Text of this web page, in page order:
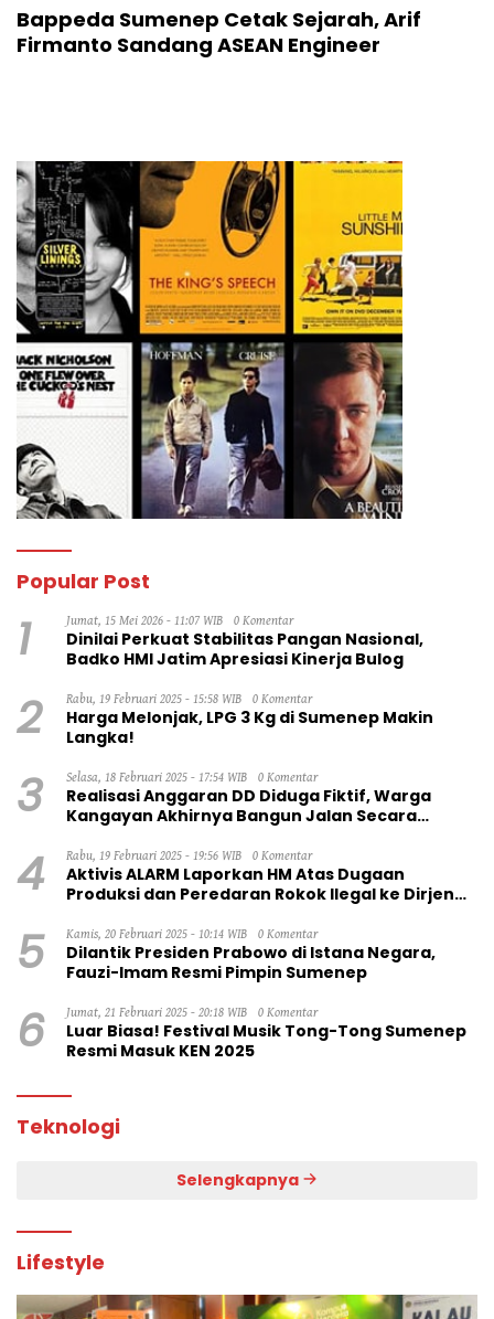
Bappeda Sumenep Cetak Sejarah, Arif
Firmanto Sandang ASEAN Engineer
Popular Post
1 Jumat, 15 Mei 2026 - 11:07 WIB 0 Komentar
Dinilai Perkuat Stabilitas Pangan Nasional,
Badko HMI Jatim Apresiasi Kinerja Bulog
2 Rabu, 19 Februari 2025 - 15:58 WIB 0 Komentar
Harga Melonjak, LPG 3 Kg di Sumenep Makin
Langka!
3 Selasa, 18 Februari 2025 - 17:54 WIB 0 Komentar
Realisasi Anggaran DD Diduga Fiktif, Warga
Kangayan Akhirnya Bangun Jalan Secara
4 Rabu, 19 Februari 2025 - 19:56 WIB 0 Komentar
Aktivis ALARM Laporkan HM Atas Dugaan
Produksi dan Peredaran Rokok Ilegal ke Dirjen
5 Kamis, 20 Februari 2025 - 10:14 WIB 0 Komentar
Dilantik Presiden Prabowo di Istana Negara,
Fauzi-Imam Resmi Pimpin Sumenep
6 Jumat, 21 Februari 2025 - 20:18 WIB 0 Komentar
Luar Biasa! Festival Musik Tong-Tong Sumenep
Resmi Masuk KEN 2025
Teknologi
Selengkapnya
Lifestyle